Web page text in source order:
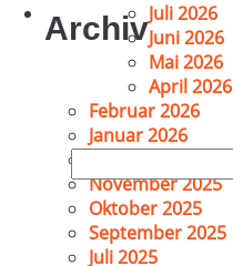
Suchen
nach:
ArchivJuli 2026
Juni 2026
Mai 2026
April 2026
Februar 2026
Januar 2026
November 2025
Oktober 2025
September 2025
Juli 2025